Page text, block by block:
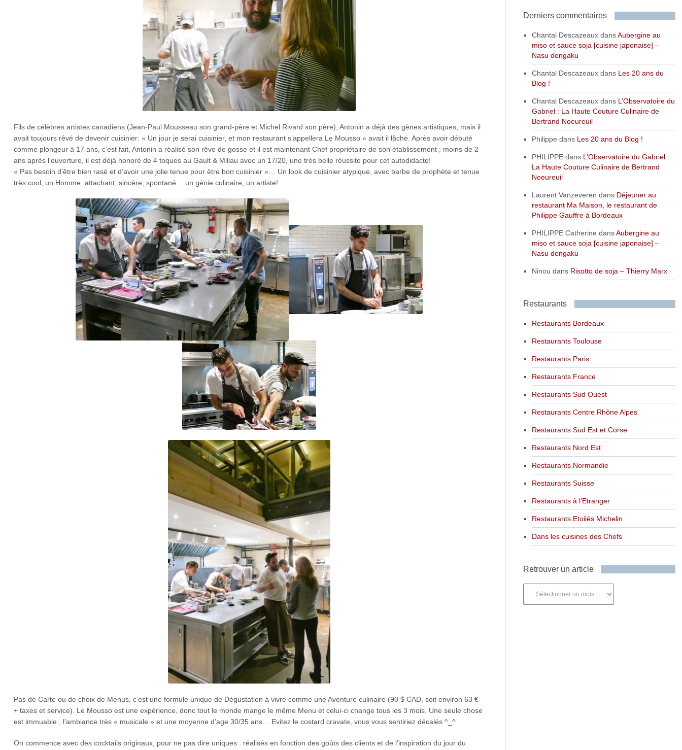
Fils de célèbres artistes canadiens (Jean-Paul Mousseau son grand-père et Michel Rivard son père), Antonin a déjà des gènes artistiques, mais il
avait toujours rêvé de devenir cuisinier: « Un jour je serai cuisinier, et mon restaurant s’appellera Le Mousso » avait il lâché. Après avoir débuté
comme plongeur à 17 ans, c’est fait, Antonin a réalisé son rêve de gosse et il est maintenant Chef propriétaire de son établissement ; moins de 2
ans après l’ouverture, il est déjà honoré de 4 toques au Gault & Millau avec un 17/20, une très belle réussite pour cet autodidacte!
« Pas besoin d’être bien rasé et d’avoir une jolie tenue pour être bon cuisinier »… Un look de cuisinier atypique, avec barbe de prophète et tenue
très cool, un Homme attachant, sincère, spontané… un génie culinaire, un artiste!
Pas de Carte ou de choix de Menus, c’est une formule unique de Dégustation à vivre comme une Aventure culinaire (90 $ CAD, soit environ 63 €
+ taxes et service). Le Mousso est une expérience, donc tout le monde mange le même Menu et celui-ci change tous les 3 mois. Une seule chose
est immuable , l’ambiance très « musicale » et une moyenne d’age 30/35 ans… Evitez le costard cravate, vous vous sentiriez décalés ^_^
On commence avec des cocktails originaux, pour ne pas dire uniques : réalisés en fonction des goûts des clients et de l’inspiration du jour du
Derniers commentaires
Chantal DescazeauxdansAubergine au
miso et sauce soja [cuisine japonaise] –
Nasu dengaku
Chantal Descazeauxdans Les 20 ans du
Blog !
Chantal Descazeauxdans L’Observatoire du
Gabriel : La Haute Couture Culinaire de
Bertrand Noeureuil
Philippe dans Les 20 ans du Blog !
PHILIPPEdans L’Observatoire du Gabriel :
La Haute Couture Culinaire de Bertrand
Noeureuil
Laurent Vanzeveren dans Déjeuner au
restaurant Ma Maison, le restaurant de
Philippe Gauffre à Bordeaux
PHILIPPE Catherine dansAubergine au
miso et sauce soja [cuisine japonaise] –
Nasu dengaku
Ninou dans Risotto de soja – Thierry Marx
Restaurants
Restaurants Bordeaux
Restaurants Toulouse
Restaurants Paris
Restaurants France
Restaurants Sud Ouest
Restaurants Centre Rhône Alpes
Restaurants Sud Est et Corse
Restaurants Nord Est
Restaurants Normandie
Restaurants Suisse
Restaurants à l’Etranger
Restaurants Etoilés Michelin
Dans les cuisines des Chefs
Retrouver un article